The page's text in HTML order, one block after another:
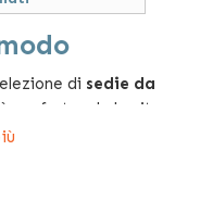
di sedie da
confortevole la vita
Le sedie da comodo